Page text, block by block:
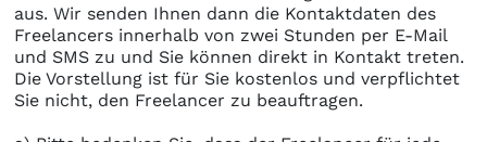
aus. Wir senden Ihnen dann die Kontaktdaten des
Freelancers innerhalb von zwei Stunden per E-Mail
und SMS zu und Sie können direkt in Kontakt treten.
Die Vorstellung ist für Sie kostenlos und verpflichtet
Sie nicht, den Freelancer zu beauftragen.